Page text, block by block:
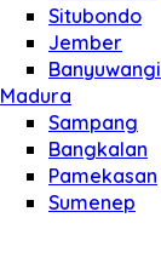
Situbondo
Jember
Banyuwangi
Madura
Sampang
Bangkalan
Pamekasan
Sumenep